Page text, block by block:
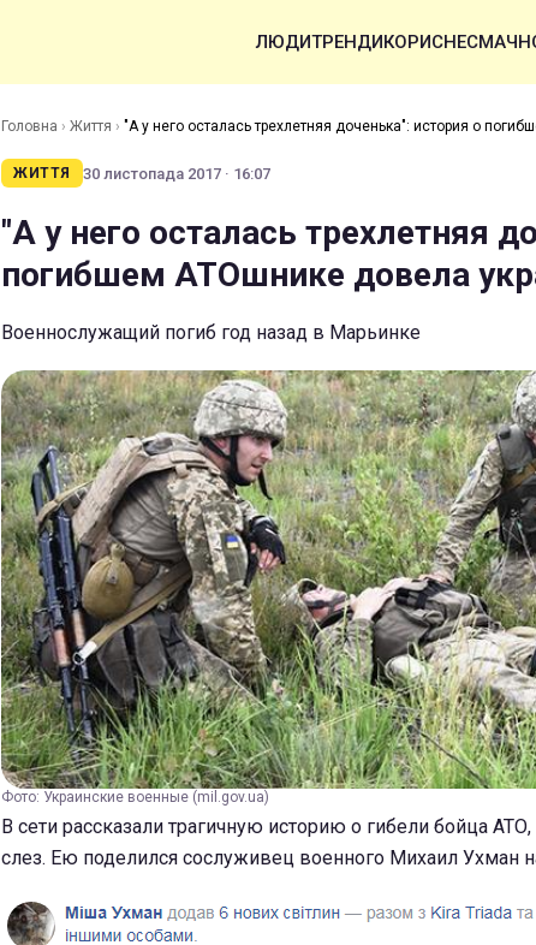
ЛЮДИТРЕНДИКОРИСНЕ
Головна › Життя › "А у него осталась трехлетняя доченька": история о
ЖИТТЯ 30 листопада 2017 · 16:07
"А у него осталась трехлетняя
погибшем АТОшнике довела
Военнослужащий погиб год назад в Марьинке
Фото: Украинские военные (mil.gov.ua)
В сети рассказали трагичную историю о гибели бойца
слез. Ею поделился сослуживец военного Михаил Ухман